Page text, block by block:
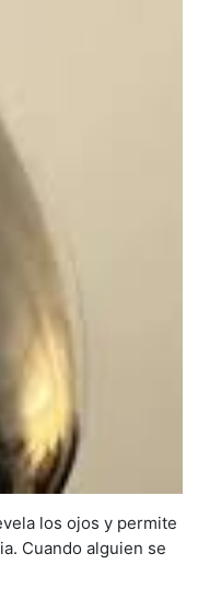
los ojos y permite
Cuando alguien se